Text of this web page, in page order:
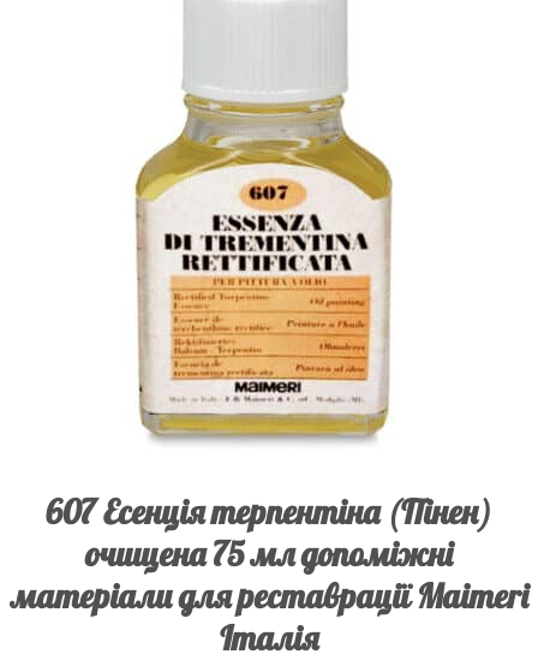
607 Есенція терпентіна (Пінен)
очищена 75 мл допоміжні
матеріали для реставрації Maimeri
Італія